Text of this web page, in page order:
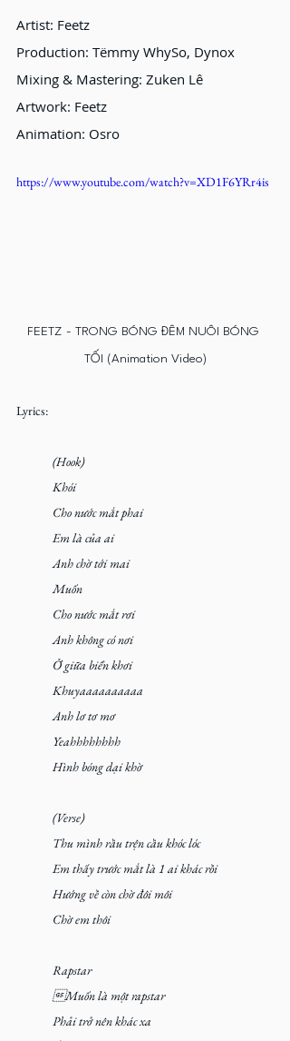
Artist: Feetz
Production: Tёmmy WhySo, Dynox
Mixing & Mastering: Zuken Lê
Artwork: Feetz
Animation: Osro
https://www.youtube.com/watch?v=XD1F6YRr4is
FEETZ - TRONG BÓNG ĐÊM NUÔI BÓNG
TỐI (Animation Video)
Lyrics:
(Hook)
Khói
Cho nước mắt phai
Em là của ai
Anh chờ tới mai
Muốn
Cho nước mắt rơi
Anh không có nơi
Ở giữa biển khơi
Khuyaaaaaaaaaa
Anh lơ tơ mơ
Yeahhhhhhhh
Hình bóng dại khờ
(Verse)
Thu mình rầu trện cầu khóc lóc
Em thấy trước mắt là 1 ai khác rồi
Hướng về còn chờ đôi môi
Chờ em thôi
Rapstar
Muốn là một rapstar
Phải trở nên khác xa